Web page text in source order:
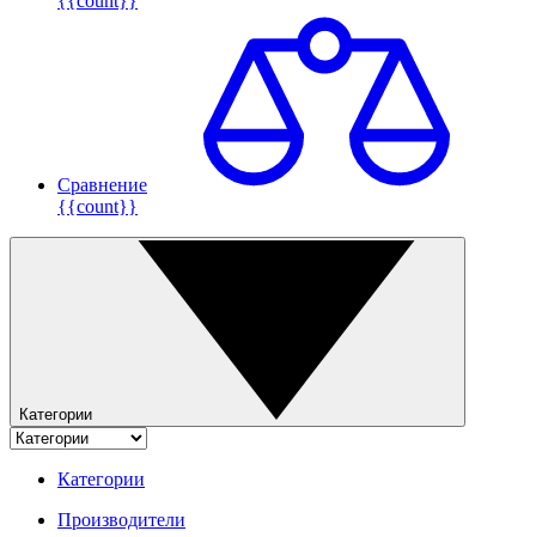
Сравнение
{{count}}
Категории
Категории
Производители